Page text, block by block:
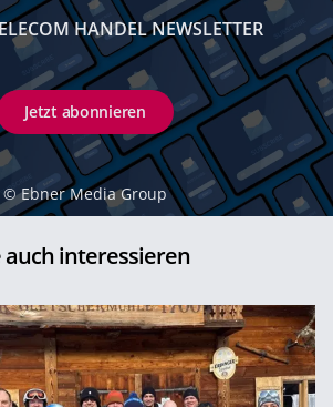
HANDEL NEWSLETTER
Jetzt abonnieren
© Ebner Media Group
auch interessieren